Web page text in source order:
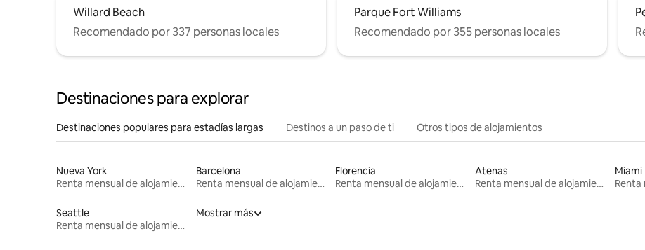
Willard Beach
Recomendado por 337 personas locales
Parque Fort Williams
Recomendado por 355 personas locales
Destinaciones para explorar
Destinaciones populares para estadías largas Destinos a un paso de ti Otros tipos de alojamientos
Nueva York
Renta mensual de alojamientos
Barcelona
Renta mensual de alojamientos
Florencia
Renta mensual de alojamientos
Atenas
Renta mensual de alojamientos
Miami
Seattle
Renta mensual de alojamientos
Mostrar más